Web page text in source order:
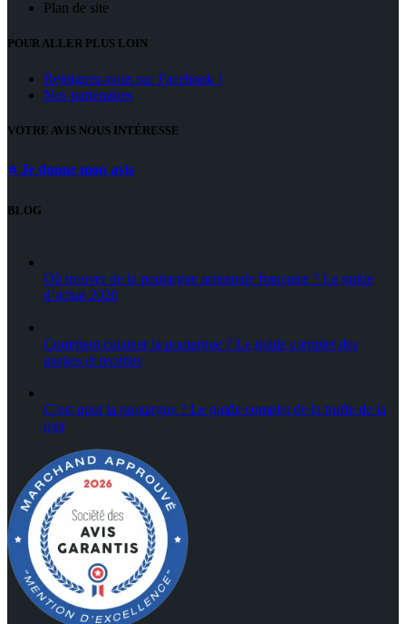
Plan de site
POUR ALLER PLUS LOIN
Rejoignez-nous sur Facebook !
Nos partenaires
VOTRE AVIS NOUS INTÉRESSE
⭐ Je donne mon avis
BLOG
Où trouver de la poutargue artisanale française ? Le guide
d’achat 2026
Comment cuisiner la poutargue ? Le guide complet des
usages et recettes
C’est quoi la poutargue ? Le guide complet de la truffe de la
mer